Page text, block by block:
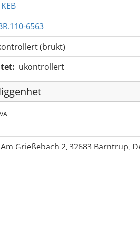
KEB
6563
(brukt)
ukontrollert
Am Grießebach 2, 32683 Barntrup,